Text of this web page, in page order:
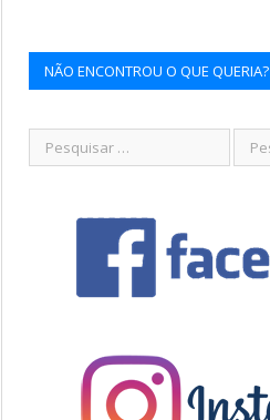
NÃO ENCONTROU O QUE QUERIA?